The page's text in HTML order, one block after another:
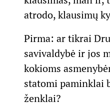
atrodo, klausimų
Pirma: ar tikrai
savivaldybė ir jos
kokioms
statomi paminklai
ženklai?